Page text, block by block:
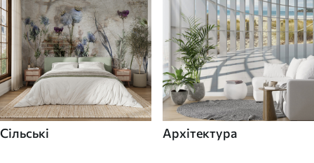
Сільські Архітектура